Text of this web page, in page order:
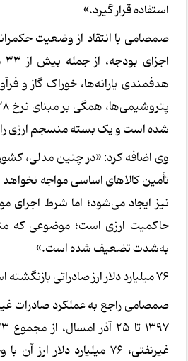
استفاده قرار گیرد.»
صمصامی با انتقاد از وضعیت
هدفمندی یارانه‌ها، خوراک گاز و
شده است و یک بسته منسجم ارزی
وی اضافه کرد: «در چنین مدلی، کشور
تأمین کالاهای اساسی مواجه نخواهد
نیز ایجاد می‌شود؛ اما شرط اجرای
حاکمیت ارزی است؛ موضوعی که
به‌شدت تضعیف شده است.»
76 میلیارد دلار ارز صادراتی بازنگشته است
صمصامی راجع به عملکرد صادرات
غیرنفتی، 76 میلیارد دلار